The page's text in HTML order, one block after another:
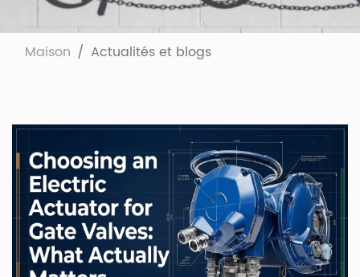
Maison Actualités et blogs